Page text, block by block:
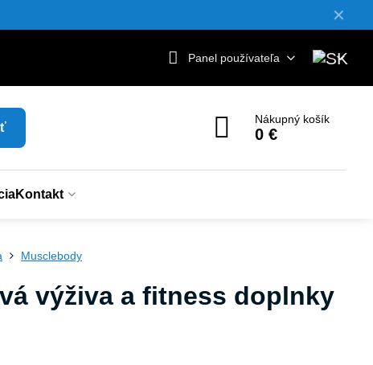
✕
Panel používateľa
Nákupný košík
0 €
Kontakt
Musclebody
výživa a fitness doplnky